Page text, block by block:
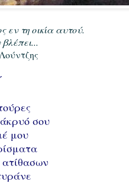
εν τη οικία αυτού.
σου
μου